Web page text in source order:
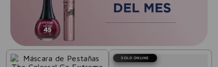
SOLO ONLINE